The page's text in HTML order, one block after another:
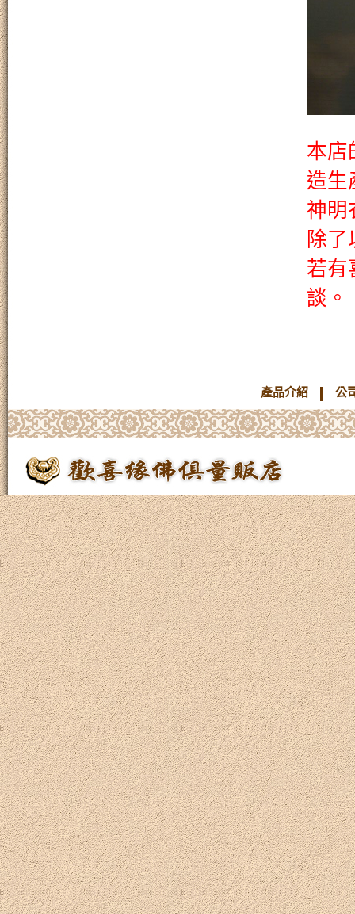
本店
造生
神明
除
若有
談。
產品介紹 公